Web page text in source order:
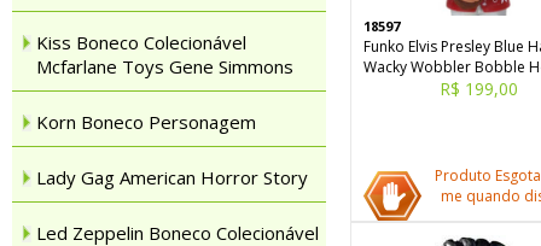
Kiss Boneco Colecionável
Mcfarlane Toys Gene Simmons
Korn Boneco Personagem
Lady Gag American Horror Story
Led Zeppelin Boneco Colecionável
18597
Funko Elvis Presley Blue
Wacky Wobbler Bobble
R$ 199,00
Produto
me quando